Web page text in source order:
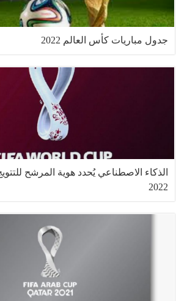
جدول مباريات كأس العالم 2022
الذكاء الاصطناعي يُحدد هوية المرشح
2022